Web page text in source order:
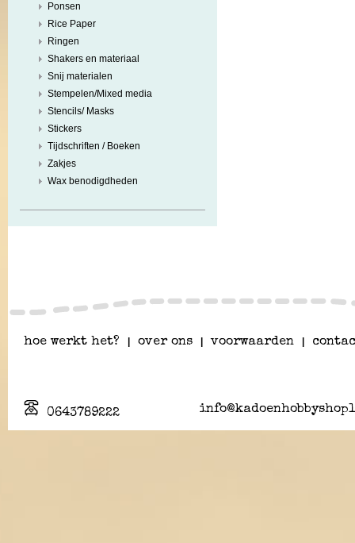
Ponsen
Rice Paper
Ringen
Shakers en materiaal
Snij materialen
Stempelen/Mixed media
Stencils/ Masks
Stickers
Tijdschriften / Boeken
Zakjes
Wax benodigdheden
hoe werkt het? over ons voorwaarden
0643789222